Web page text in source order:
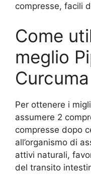
compresse, facili
Come
meglio
Per ottenere i
assumere 2
compresse dopo
all’organismo di
attivi naturali,
del transito